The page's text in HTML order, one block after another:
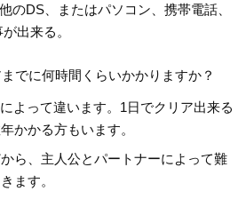
のDS、またはパソコン、携帯電話、
出来る。
でに何時間くらいかかりますか？
よって違います。1日でクリア出来る
かかる方もいます。
ら、主人公とパートナーによって難
ます。